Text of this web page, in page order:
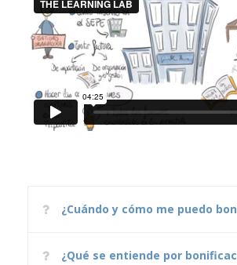
¿Cuándo y cómo me puedo
¿Qué se entiende por